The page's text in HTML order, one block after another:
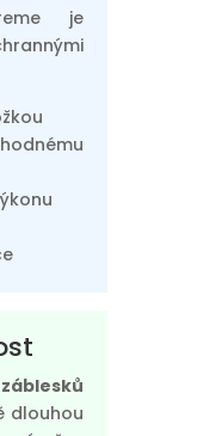
je
dlouhou